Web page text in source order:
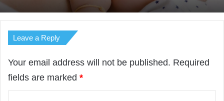
Leave a Reply
Your email address will not be published. Required
fields are marked *